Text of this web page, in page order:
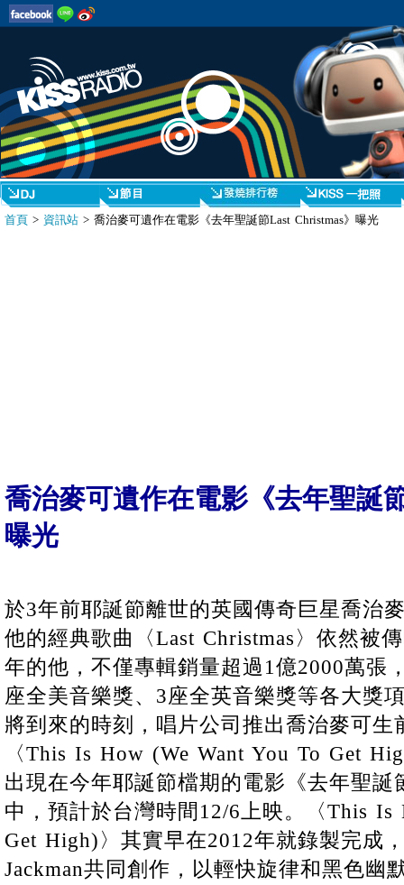
首頁 > 資訊站 > 喬治麥可遺作在電影《去年聖誕節Last Christmas》曝光
喬治麥可遺作在電影《去年聖誕
曝光
於3年前耶誕節離世的英國傳奇巨星喬治
他的經典歌曲〈Last Christmas〉依然被
年的他，不僅專輯銷量超過1億2000萬張
座全美音樂獎、3座全英音樂獎等各大獎
將到來的時刻，唱片公司推出喬治麥可生
〈This Is How (We Want You To Get
出現在今年耶誕節檔期的電影《去年聖誕
中，預計於台灣時間12/6上映。〈This Is
Get High)〉其實早在2012年就錄製完成
Jackman共同創作，以輕快旋律和黑色幽